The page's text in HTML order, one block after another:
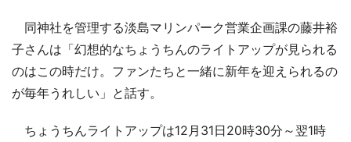
同神社を管理する淡島マリンパーク営業企画課の藤井裕
子さんは「幻想的なちょうちんのライトアップが見られる
のはこの時だけ。ファンたちと一緒に新年を迎えられるの
が毎年うれしい」と話す。
ちょうちんライトアップは12月31日20時30分～翌1時